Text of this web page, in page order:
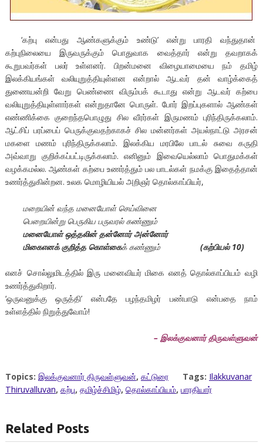
‘கற்பு என்பது ஆண்களுக்கும் உண்டு’ என்று பாரதி வந்துதான்
கற்புநிலையை இருவருக்கும் பொதுவாக வைத்தார் என்று தவறாகக்
கூறுபவர்கள் பலர் உள்ளனர். பிறன்மனை விழையாமையை நம் தமிழ்
இலக்கியங்கள் வலியுறுத்தியுள்ளன என்றால் ஆடவர் தன் வாழ்க்கைத்
துணையன்றி வேறு பெண்ணை விரும்பக் கூடாது என்று ஆடவர் கற்பை
வலியுறுத்தியுள்ளார்கள் என்றுதானே பொருள். போர் இறப்புகளால் ஆண்கள்
எண்ணிக்கை குறைந்தபொழுது சில வீரர்கள் இருமணம் புரிந்திருக்கலாம்.
ஆட்சிப் பரப்பைப் பெருக்குவதற்காகச் சில மன்னர்கள் அயல்நாட்டு அரசன்
மகளை மணம் புரிந்திருக்கலாம். இலக்கிய மரபிலே பாடல் சுவை கருதி
அவ்வாறு குறிக்கப்பட்டிருக்கலாம். எனினும் இவையெல்லாம் பொதுமக்கள்
வழக்கமல்ல. ஆண்கள் கற்பை உணர்த்தும் பல பாடல்கள் நமக்கு இதைத்தான்
உணர்த்துகின்றன. உலக மொழியியல் அறிஞர் தொல்காப்பியர்,
மறையின் வந்த மனையோள் செய்வினை
பெறையின்று பெருகிய பருவரல் கண்ணும்
மனையோள் ஒத்தலின் தன்னோர் அன்னோர்
மிகைஎனக் குறித்த கொள்கைக் கண்ணும் (கற்பியல்10)
எனச் சொல்லுமிடத்தில் இரு மனைவியர் மிகை எனத் தொல்காப்பியம் வழி
உணர்த்துகிறார்.
‘ஒருவனுக்கு ஒருத்தி’ என்பதே பழந்தமிழர் பண்பாடு என்பதை நாம்
உள்ளத்தில் நிறுத்துவோம்!
– இலக்குவனார்திருவள்ளுவன்
Topics: இலக்குவனார் திருவள்ளுவன், கட்டுரை Tags: Ilakkuvanar
Thiruvalluvan, கற்பு, தமிழ்ச்சிமிழ், தொல்காப்பியம், பாரதியார்
Related Posts